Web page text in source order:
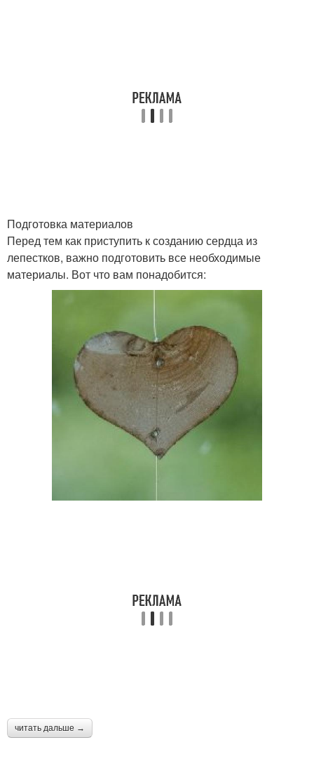
Цвета для оформления
Подготовка материалов
Перед тем как приступить к созданию сердца из
лепестков, важно подготовить все необходимые
материалы. Вот что вам понадобится:
читать дальше →